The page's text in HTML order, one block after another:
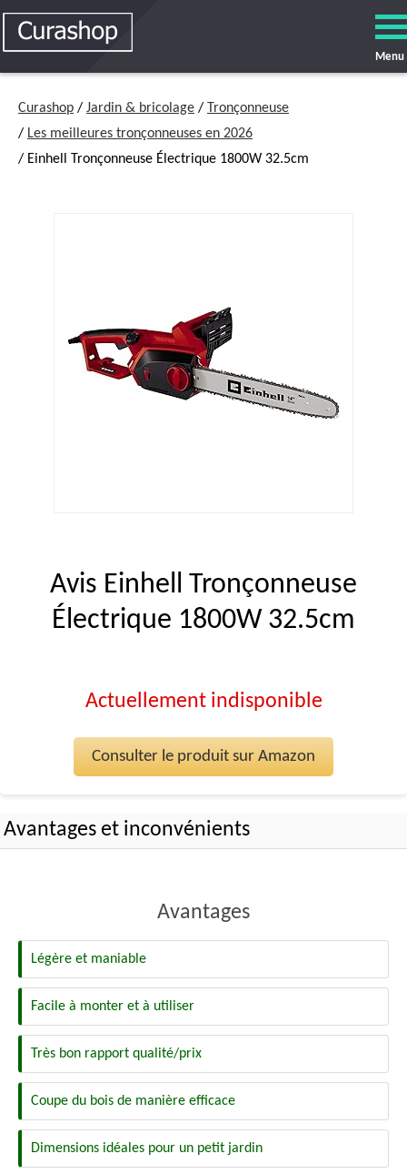
Menu
Curashop / Jardin & bricolage /
Tronçonneuse
/ Les meilleures tronçonneuses en 2026
/ Einhell Tronçonneuse Électrique 1800W 32.5cm
Avis Einhell Tronçonneuse
Électrique 1800W 32.5cm
Actuellement indisponible
Consulter le produit sur Amazon
Avantages et inconvénients
Avantages
Légère et maniable
Facile à monter et à utiliser
Très bon rapport qualité/prix
Coupe du bois de manière efficace
Dimensions idéales pour un petit jardin